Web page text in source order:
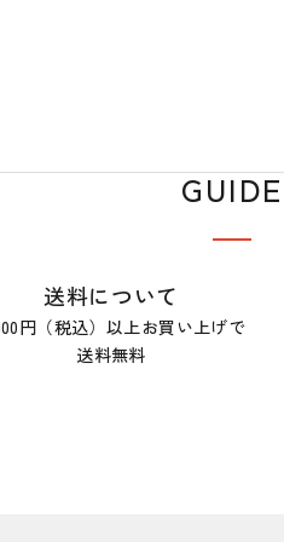
GUIDE
送料について
円（税込）以上お買い上げで
送料無料